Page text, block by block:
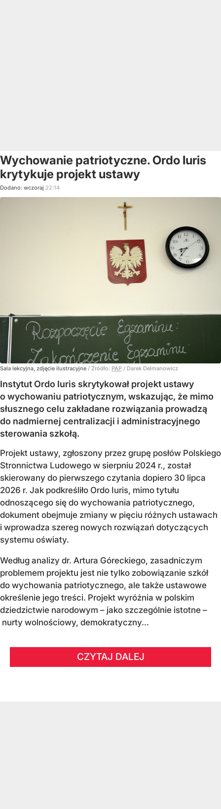
Wychowanie patriotyczne. Ordo Iuris
krytykuje projekt ustawy
Dodano: wczoraj 22:14
Sala lekcyjna, zdjęcie ilustracyjne / Źródło: PAP / Darek Delmanowicz
Instytut Ordo Iuris skrytykował projekt ustawy
o wychowaniu patriotycznym, wskazując, że mimo
słusznego celu zakładane rozwiązania prowadzą
do nadmiernej centralizacji i administracyjnego
sterowania szkołą.
Projekt ustawy, zgłoszony przez grupę posłów Polskiego
Stronnictwa Ludowego w sierpniu 2024 r., został
skierowany do pierwszego czytania dopiero 30 lipca
2026 r. Jak podkreśliło Ordo Iuris, mimo tytułu
odnoszącego się do wychowania patriotycznego,
dokument obejmuje zmiany w pięciu różnych ustawach
i wprowadza szereg nowych rozwiązań dotyczących
systemu oświaty.
Według analizy dr. Artura Góreckiego, zasadniczym
problemem projektu jest nie tylko zobowiązanie szkół
do wychowania patriotycznego, ale także ustawowe
określenie jego treści. Projekt wyróżnia w polskim
dziedzictwie narodowym – jako szczególnie istotne –
nurty wolnościowy, demokratyczny...
CZYTAJ DALEJ